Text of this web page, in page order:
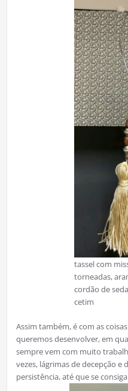
tassel com
torneadas,
cordão de
cetim
Assim também, é com as
queremos desenvolver, em
sempre vem com muito
vezes, lágrimas de decepção
persistência, até que se